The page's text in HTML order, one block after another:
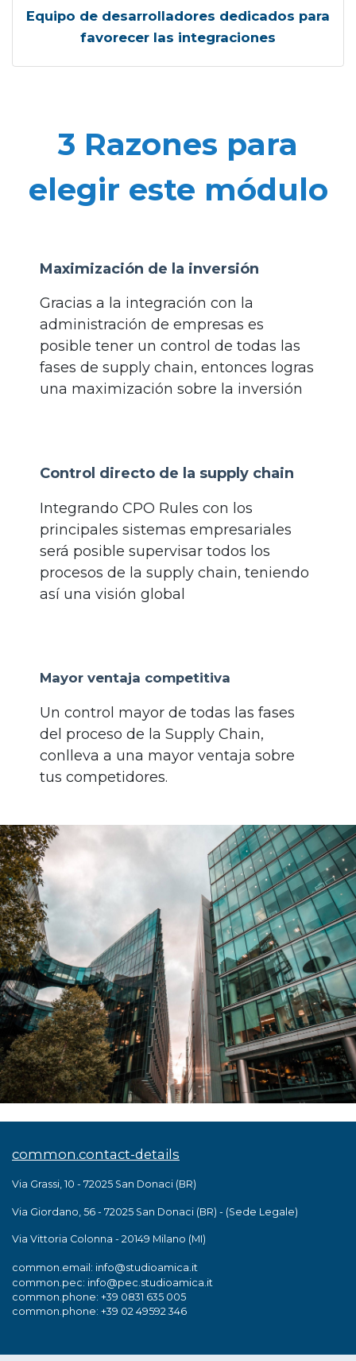
Equipo de desarrolladores dedicados para
favorecer las integraciones
3 Razones para
elegir este módulo
Maximización de la inversión
Gracias a la integración con la
administración de empresas es
posible tener un control de todas las
fases de supply chain, entonces logras
una maximización sobre la inversión
Control directo de la supply chain
Integrando CPO Rules con los
principales sistemas empresariales
será posible supervisar todos los
procesos de la supply chain, teniendo
así una visión global
Mayor ventaja competitiva
Un control mayor de todas las fases
del proceso de la Supply Chain,
conlleva a una mayor ventaja sobre
tus competidores.
common.contact-details
Via Grassi, 10 - 72025 San Donaci (BR)
Via Giordano, 56 - 72025 San Donaci (BR) - (Sede Legale)
Via Vittoria Colonna - 20149 Milano (MI)
common.email: info@studioamica.it
common.pec: info@pec.studioamica.it
common.phone: +39 0831 635 005
common.phone: +39 02 49592 346